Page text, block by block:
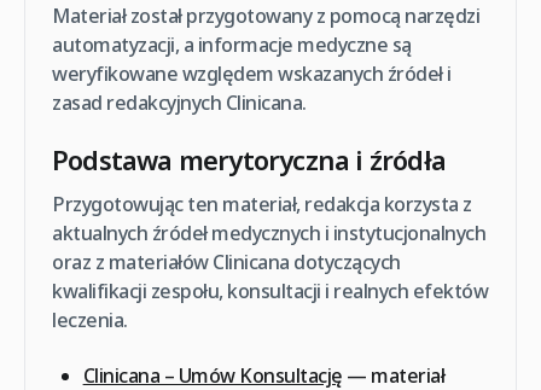
Materiał został przygotowany z pomocą narzędzi
automatyzacji, a informacje medyczne są
weryfikowane względem wskazanych źródeł i
zasad redakcyjnych Clinicana.
Podstawa merytoryczna i źródła
Przygotowując ten materiał, redakcja korzysta z
aktualnych źródeł medycznych i instytucjonalnych
oraz z materiałów Clinicana dotyczących
kwalifikacji zespołu, konsultacji i realnych efektów
leczenia.
Clinicana – Umów Konsultację — materiał